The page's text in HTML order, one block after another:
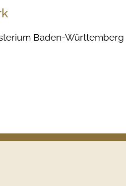
Baden-Württemberg